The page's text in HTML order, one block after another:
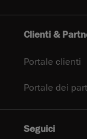
Clienti &
Portale clienti
Portale dei
Seguici